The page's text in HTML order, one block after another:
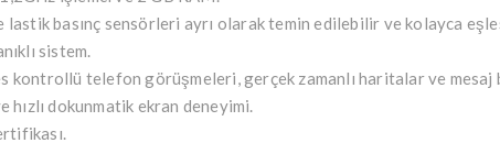
lastik basınç sensörleri ayrı olarak temin edilebilir ve kolayca
sistem.
kontrollü telefon görüşmeleri, gerçek zamanlı haritalar ve
hızlı dokunmatik ekran deneyimi.